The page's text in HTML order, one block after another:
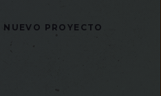
PROYECTO